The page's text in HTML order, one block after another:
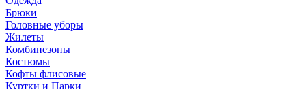
Брюки
Головные уборы
Жилеты
Комбинезоны
Костюмы
Кофты флисовые
Куртки и Парки